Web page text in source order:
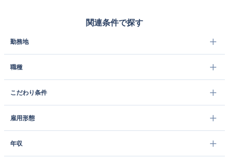
関連条件で探す
勤務地
職種
こだわり条件
雇用形態
年収